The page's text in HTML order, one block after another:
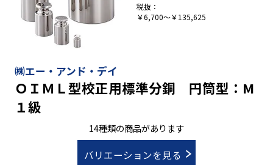
㈱エー・アンド・デイ
ＯＩＭＬ型校正用標準分銅 円筒型：M
１級
14種類の商品があります
バリエーションを見る
税抜：
￥6,700～￥135,625